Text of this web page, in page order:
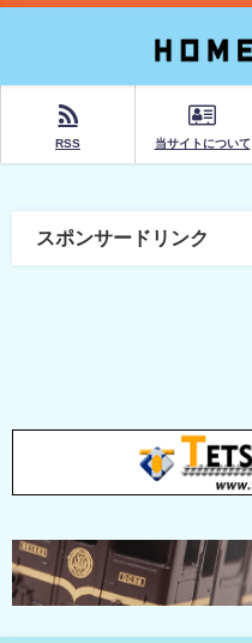
RSS 当サイトについて
スポンサードリンク